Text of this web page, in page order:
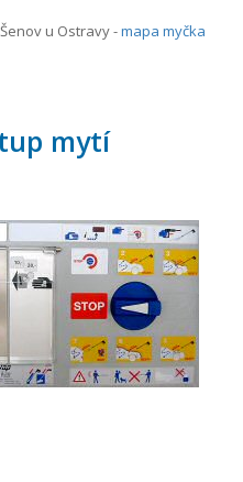
u Ostravy -mapa myčka
mytí